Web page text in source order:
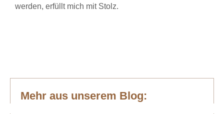
werden, erfüllt mich mit Stolz.
Mehr aus unserem Blog: